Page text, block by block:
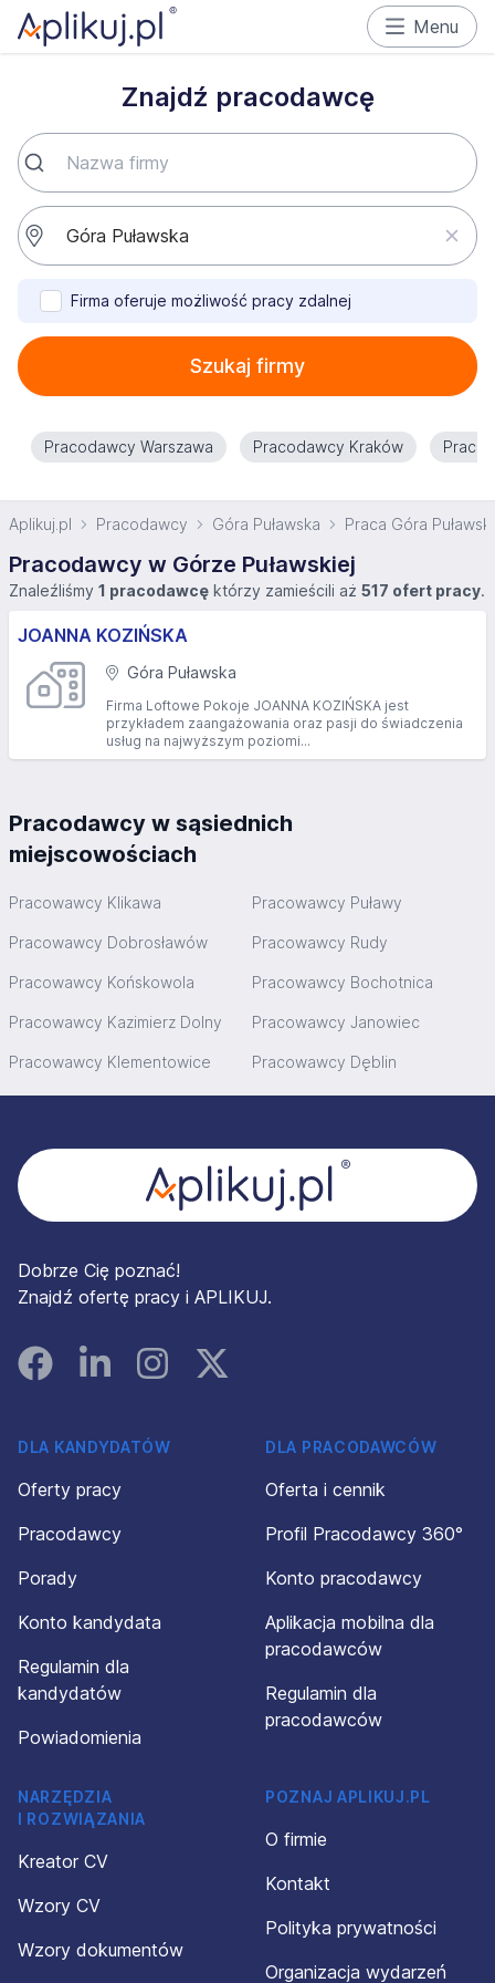
Menu
Znajdź pracodawcę
Firma oferuje możliwość pracy zdalnej
Szukaj firmy
Pracodawcy Warszawa Pracodawcy Kraków
Aplikuj.pl Pracodawcy Góra Puławska Praca Góra
Pracodawcy w Górze Puławskiej
Znaleźliśmy 1 pracodawcę którzy zamieścili aż 517 ofert pracy.
JOANNA KOZIŃSKA
Góra Puławska
Firma Loftowe Pokoje JOANNA KOZIŃSKA jest
przykładem zaangażowania oraz pasji do świadczenia
usług na najwyższym poziomi...
Pracodawcy w sąsiednich
miejscowościach
Pracowawcy Klikawa Pracowawcy Puławy
Pracowawcy Dobrosławów Pracowawcy Rudy
Pracowawcy Końskowola Pracowawcy Bochotnica
Pracowawcy Kazimierz Dolny Pracowawcy Janowiec
Pracowawcy Klementowice Pracowawcy Dęblin
Dobrze Cię poznać!
Znajdź ofertę pracy i APLIKUJ.
FacebookLinked InInstagramInstagram
DLA KANDYDATÓW
Oferty pracy
Pracodawcy
Porady
Konto kandydata
Regulamin dla
kandydatów
Powiadomienia
DLA PRACODAWCÓW
Oferta i cennik
Profil Pracodawcy 360°
Konto pracodawcy
Aplikacja mobilna dla
pracodawców
Regulamin dla
pracodawców
NARZĘDZIA
I ROZWIĄZANIA
Kreator CV
Wzory CV
Wzory dokumentów
POZNAJ APLIKUJ.PL
O firmie
Kontakt
Polityka prywatności
Organizacja wydarzeń